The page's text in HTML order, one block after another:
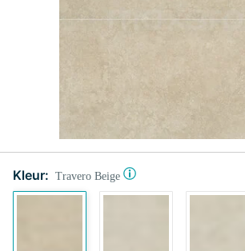
Kleur: Travero Beige